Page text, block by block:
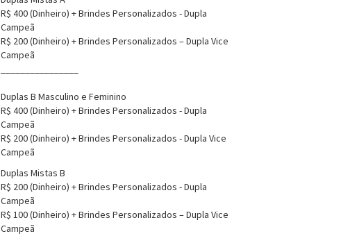
R$ 400 (Dinheiro) + Brindes Personalizados - Dupla
Campeã
R$ 200 (Dinheiro) + Brindes Personalizados – Dupla Vice
Campeã
Duplas B Masculino e Feminino
R$ 400 (Dinheiro) + Brindes Personalizados - Dupla
Campeã
R$ 200 (Dinheiro) + Brindes Personalizados - Dupla Vice
Campeã
Duplas Mistas B
R$ 200 (Dinheiro) + Brindes Personalizados - Dupla
Campeã
R$ 100 (Dinheiro) + Brindes Personalizados – Dupla Vice
Campeã